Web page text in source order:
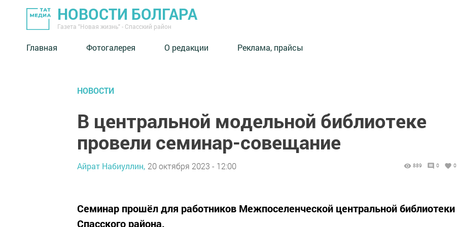
НОВОСТИ БОЛГАРА
Газета "Новая жизнь" - Спасский район
Главная Фотогалерея О редакции Реклама, прайсы
НОВОСТИ
В центральной модельной библиотеке
провели семинар-совещание
Айрат Набиуллин, 20 октября 2023 - 12:00 889 0 0
Семинар прошёл для работников Межпоселенческой центральной библиотеки
Спасского района.